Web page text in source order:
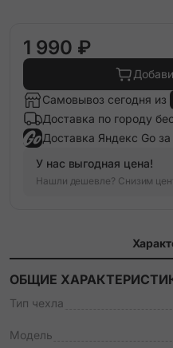
1 990 ₽
Самовывоз сегодня из
Доставка по городу
Доставка Яндекс Go
У нас выгодная цена!
Нашли дешевле? Снизим
ОБЩИЕ
Тип чехла
Модель